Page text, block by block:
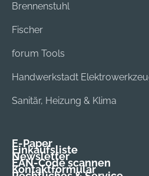
Brennenstuhl
Fischer
forum Tools
Handwerkstadt
Sanitär, Heizung & Klima
E-Paper
Einkaufsliste
Newsletter
EAN-Code scannen
Kontaktformular